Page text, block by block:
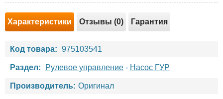
Характеристики Отзывы (0) Гарантия
Код товара: 975103541
Раздел: Рулевое управление - Насос ГУР
Производитель: Оригинал